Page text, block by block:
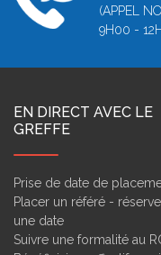
(APPEL
9H00 -
EN DIRECT AVEC LE
GREFFE
Prise de date de
Placer un référé -
une date
Suivre une formalité au